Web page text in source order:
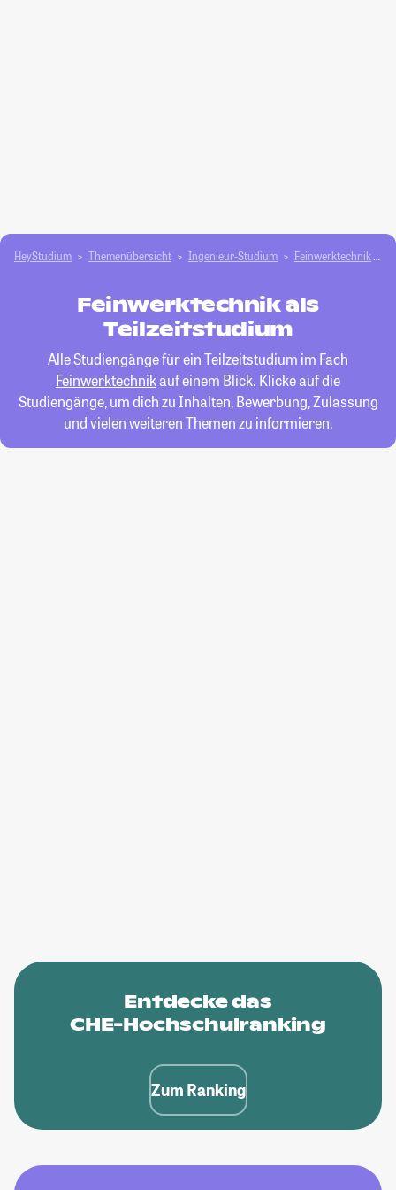
HeyStudium Themenübersicht Ingenieur-Studium Feinwerktechnik
Feinwerktechnik als
Teilzeitstudium
Alle Studiengänge für ein Teilzeitstudium im Fach
Feinwerktechnikauf einem Blick. Klicke auf die
Studiengänge, um dich zu Inhalten, Bewerbung, Zulassung
und vielen weiteren Themen zu informieren.
Entdecke das
CHE-Hochschulranking
Zum Ranking